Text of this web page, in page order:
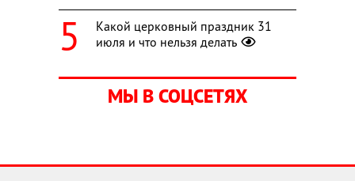
Какой церковный праздник 31
июля и что нельзя делать
МЫ В СОЦСЕТЯХ